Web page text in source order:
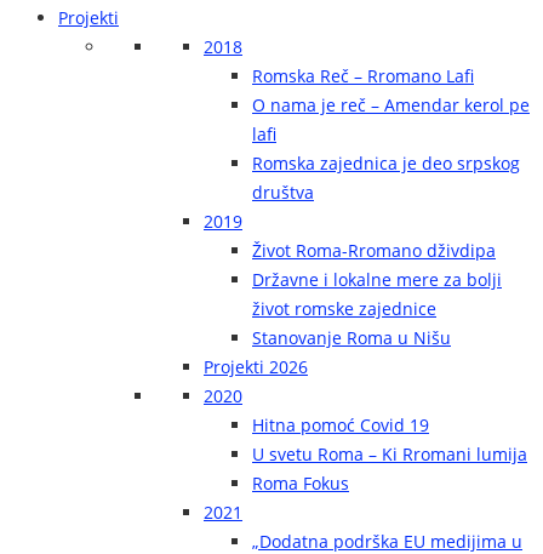
Projekti
2018
Romska Reč – Rromano Lafi
O nama je reč – Amendar kerol pe
lafi
Romska zajednica je deo srpskog
društva
2019
Život Roma-Rromano dživdipa
Državne i lokalne mere za bolji
život romske zajednice
Stanovanje Roma u Nišu
Projekti 2026
2020
Hitna pomoć Covid 19
U svetu Roma – Ki Rromani lumija
Roma Fokus
2021
„Dodatna podrška EU medijima u